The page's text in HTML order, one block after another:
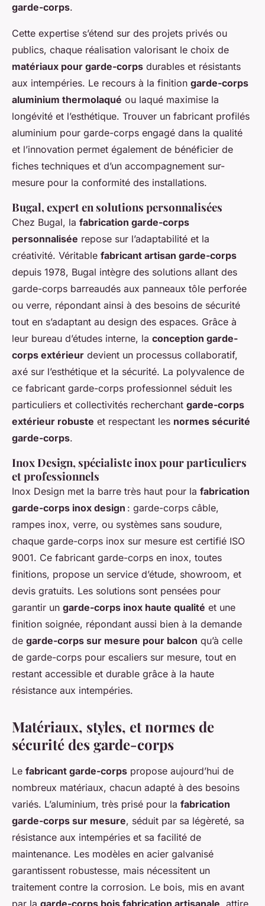
garde-corps.
Cette expertise s’étend sur des projets privés ou
publics, chaque réalisation valorisant le choix de
matériaux pour garde-corps durables et résistants
aux intempéries. Le recours à la finition garde-corps
aluminium thermolaqué ou laqué maximise la
longévité et l’esthétique. Trouver un fabricant profilés
aluminium pour garde-corps engagé dans la qualité
et l’innovation permet également de bénéficier de
fiches techniques et d’un accompagnement sur-
mesure pour la conformité des installations.
Bugal, expert en solutions personnalisées
Chez Bugal, la fabrication garde-corps
personnalisée repose sur l’adaptabilité et la
créativité. Véritable fabricant artisan garde-corps
depuis 1978, Bugal intègre des solutions allant des
garde-corps barreaudés aux panneaux tôle perforée
ou verre, répondant ainsi à des besoins de sécurité
tout en s’adaptant au design des espaces. Grâce à
leur bureau d’études interne, la conception garde-
corps extérieur devient un processus collaboratif,
axé sur l’esthétique et la sécurité. La polyvalence de
ce fabricant garde-corps professionnel séduit les
particuliers et collectivités recherchant garde-corps
extérieur robuste et respectant les normes sécurité
garde-corps.
Inox Design, spécialiste inox pour particuliers
et professionnels
Inox Design met la barre très haut pour la fabrication
garde-corps inox design : garde-corps câble,
rampes inox, verre, ou systèmes sans soudure,
chaque garde-corps inox sur mesure est certifié ISO
9001. Ce fabricant garde-corps en inox, toutes
finitions, propose un service d’étude, showroom, et
devis gratuits. Les solutions sont pensées pour
garantir un garde-corps inox haute qualité et une
finition soignée, répondant aussi bien à la demande
de garde-corps sur mesure pour balcon qu’à celle
de garde-corps pour escaliers sur mesure, tout en
restant accessible et durable grâce à la haute
résistance aux intempéries.
Matériaux, styles, et normes de
sécurité des garde-corps
Le fabricant garde-corps propose aujourd’hui de
nombreux matériaux, chacun adapté à des besoins
variés. L’aluminium, très prisé pour la fabrication
garde-corps sur mesure, séduit par sa légèreté, sa
résistance aux intempéries et sa facilité de
maintenance. Les modèles en acier galvanisé
garantissent robustesse, mais nécessitent un
traitement contre la corrosion. Le bois, mis en avant
par la garde-corps bois fabrication artisanale, attire